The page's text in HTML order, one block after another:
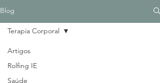
Blog
Artigos
Rolfing IE
Saúde
Terapia Corporal